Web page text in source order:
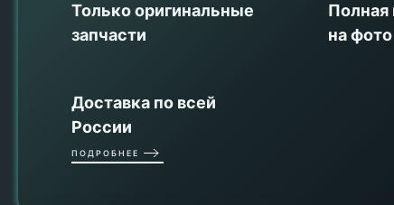
Только оригинальные
запчасти
Полная
на фото
Доставка по всей
России
ПОДРОБНЕЕ